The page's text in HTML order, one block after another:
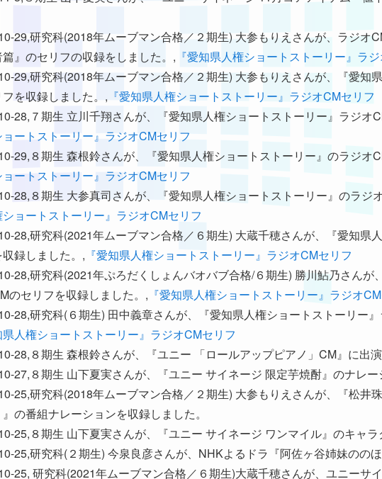
29,研究科(2018年ムーブマン合格／２期生) 大参もりえさんが、ラジオ
』のセリフの収録をしました。, 『愛知県人権ショートストーリー』ラ
29,研究科(2018年ムーブマン合格／２期生) 大参もりえさんが、『愛知
を収録しました。, 『愛知県人権ショートストーリー』ラジオCMセリフ
28,７期生 立川千翔さんが、『愛知県人権ショートストーリー』ラジオ
ョートストーリー』ラジオCMセリフ
29,８期生 森根鈴さんが、『愛知県人権ショートストーリー』のラジオ
ョートストーリー』ラジオCMセリフ
28,８期生 大参真司さんが、『愛知県人権ショートストーリー』のラジ
ョートストーリー』ラジオCMセリフ
28,研究科(2021年ムーブマン合格／６期生) 大蔵千穂さんが、『愛知県
収録しました。, 『愛知県人権ショートストーリー』ラジオCMセリフ
28,研究科(2021年ぷろだくしょんバオバブ合格/６期生) 勝川鮎乃さんが
のセリフを収録しました。, 『愛知県人権ショートストーリー』ラジオ
28,研究科(６期生) 田中義章さんが、『愛知県人権ショートストーリー
県人権ショートストーリー』ラジオCMセリフ
28,８期生 森根鈴さんが、『ユニー 「ロールアップピアノ」CM』に出演
27,８期生 山下夏実さんが、『ユニー サイネージ 限定芋焼酎』のナレー
25,研究科(2018年ムーブマン合格／２期生) 大参もりえさんが、『松井
の番組ナレーションを収録しました。
25,８期生 山下夏実さんが、『ユニー サイネージ ワンマイル』のキャラ
25,研究科(２期生) 今泉良彦さんが、NHKよるドラ『阿佐ヶ谷姉妹のの
25, 研究科(2021年ムーブマン合格／６期生)大蔵千穂さんが、ユニーサ